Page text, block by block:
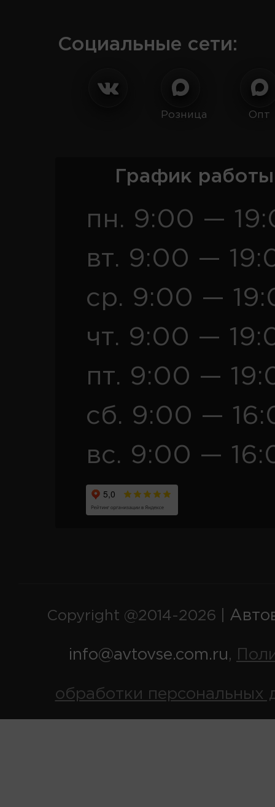
Социальные сети:
Розница Опт
График
пн. 9:00 —
вт. 9:00 —
ср. 9:00 —
чт. 9:00 —
пт. 9:00 —
сб. 9:00 —
вс. 9:00 —
Copyright @2014-2026 |
info@avtovse.com.ru,
обработки персональных